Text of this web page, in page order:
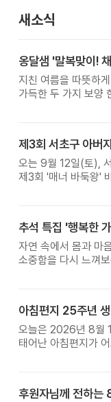
새소식
옹달샘 '말복맞이!
지친 여름을 따뜻하
가득한 두 가지 보양
오는 9월 12일(토),
제3회 '매너 바둑왕'
추석 특집 '행복한
자연 속에서 몸과 마
소중함을 다시 느껴
아침편지 25주년
오늘은 2026년 8월
태어난 아침편지가
후원자님께 전하는